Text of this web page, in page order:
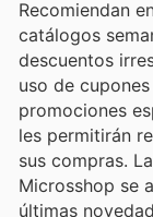
Recomiendan
catálogos
descuentos
uso de
promociones
les permitirán
sus compras.
Microsshop se
últimas